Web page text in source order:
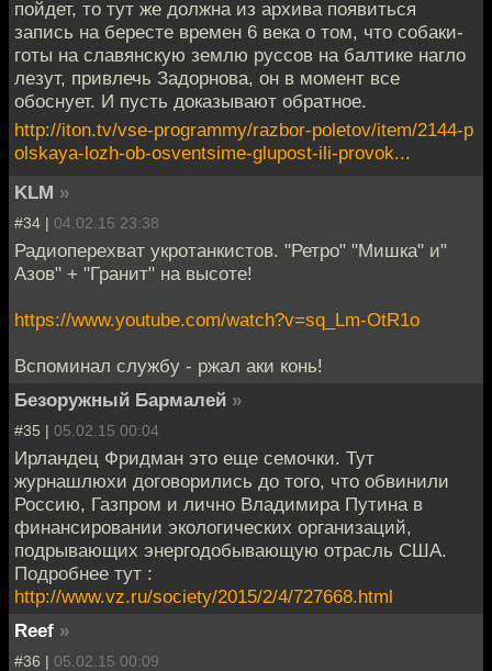
пойдет, то тут же должна из архива появиться
запись на бересте времен 6 века о том, что собаки-
готы на славянскую землю руссов на балтике нагло
лезут, привлечь Задорнова, он в момент все
обоснует. И пусть доказывают обратное.
http://iton.tv/vse-programmy/razbor-poletov/item/2144-p
olskaya-lozh-ob-osventsime-glupost-ili-provok...
KLM »
#34 | 04.02.15 23:38
Радиоперехват укротанкистов. "Ретро" "Мишка" и"
Азов" + "Гранит" на высоте!
https://www.youtube.com/watch?v=sq_Lm-OtR1o
Вспоминал службу - ржал аки конь!
Безоружный Бармалей »
#35 | 05.02.15 00:04
Ирландец Фридман это еще семочки. Тут
журнашлюхи договорились до того, что обвинили
Россию, Газпром и лично Владимира Путина в
финансировании экологических организаций,
подрывающих энергодобывающую отрасль США.
Подробнее тут :
http://www.vz.ru/society/2015/2/4/727668.html
Reef »
#36 | 05.02.15 00:09